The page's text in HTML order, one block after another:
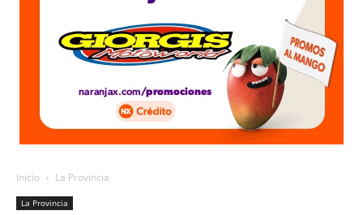
Inicio La Provincia
La Provincia